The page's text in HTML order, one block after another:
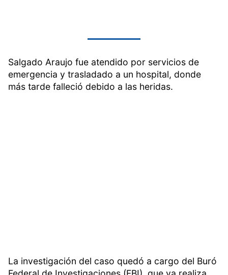
Salgado Araujo fue atendido por servicios de
emergencia y trasladado a un hospital, donde
más tarde falleció debido a las heridas.
La investigación del caso quedó a cargo del Buró